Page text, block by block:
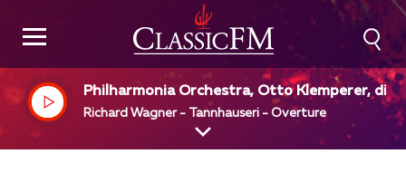
Philharmonia Orchestra, Otto Klemperer, dir
Richard Wagner - Tannhauseri - Overture